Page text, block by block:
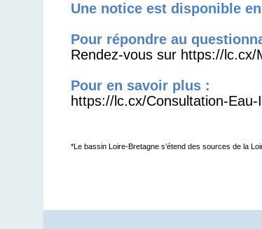
Une notice est disponible
Pour répondre au
Rendez-vous sur https://lc.cx/
Pour en savoir plus :
https://lc.cx/Consultation-Eau-
*Le bassin Loire-Bretagne s’étend des sources de la